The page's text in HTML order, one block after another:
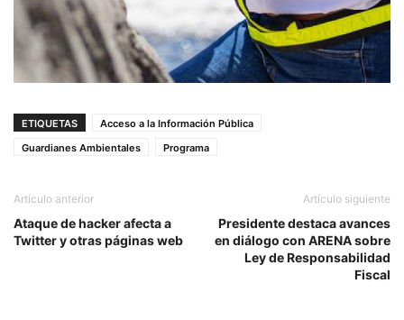
ETIQUETAS
Acceso a la Información Pública
Guardianes Ambientales
Programa
Artículo anterior
Ataque de hacker afecta a
Twitter y otras páginas web
Artículo siguiente
Presidente destaca avances
en diálogo con ARENA sobre
Ley de Responsabilidad
Fiscal